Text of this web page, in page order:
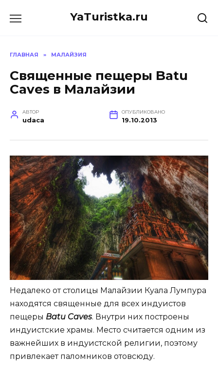
YaTuristka.ru
ГЛАВНАЯ » МАЛАЙЗИЯ
Священные пещеры Batu
Caves в Малайзии
АВТОР
udaca
ОПУБЛИКОВАНО
19.10.2013
Недалеко от столицы Малайзии Куала Лумпура
находятся священные для всех индуистов
пещеры Batu Caves. Внутри них построены
индуистские храмы. Место считается одним из
важнейших в индуистской религии, поэтому
привлекает паломников отовсюду.